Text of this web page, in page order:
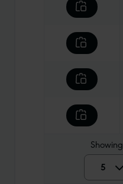
Showing
5 5